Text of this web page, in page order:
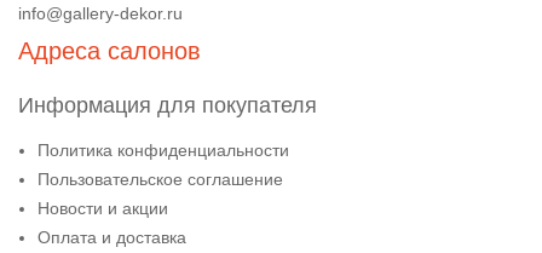
info@gallery-dekor.ru
Адреса салонов
Информация для покупателя
Политика конфиденциальности
Пользовательское соглашение
Новости и акции
Оплата и доставка